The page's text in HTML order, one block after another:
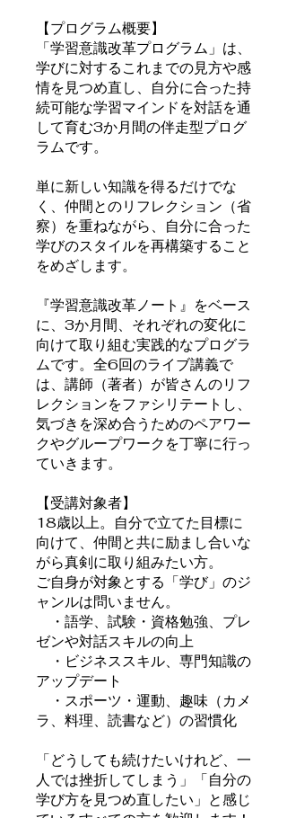
【プログラム概要】
「学習意識改革プログラム」は、
学びに対するこれまでの見方や感
情を見つめ直し、自分に合った持
続可能な学習マインドを対話を通
して育む3か月間の伴走型プログ
ラムです。
単に新しい知識を得るだけでな
く、仲間とのリフレクション（省
察）を重ねながら、自分に合った
学びのスタイルを再構築すること
をめざします。
『学習意識改革ノート』をベース
に、3か月間、それぞれの変化に
向けて取り組む実践的なプログラ
ムです。全6回のライブ講義で
は、講師（著者）が皆さんのリフ
レクションをファシリテートし、
気づきを深め合うためのペアワー
クやグループワークを丁寧に行っ
ていきます。
【受講対象者】
18歳以上。自分で立てた目標に
向けて、仲間と共に励まし合いな
がら真剣に取り組みたい方。
ご自身が対象とする「学び」のジ
ャンルは問いません。
・語学、試験・資格勉強、プレ
ゼンや対話スキルの向上
・ビジネススキル、専門知識の
アップデート
・スポーツ・運動、趣味（カメ
ラ、料理、読書など）の習慣化
「どうしても続けたいけれど、一
人では挫折してしまう」「自分の
学び方を見つめ直したい」と感じ